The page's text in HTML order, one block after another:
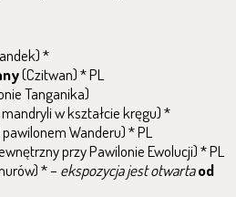
*
(Czitwan) * PL
Tanganika)
w kształcie kręgu) *
Wanderu) * PL
przy Pawilonie Ewolucji) * PL
* – ekspozycja jest otwartaod